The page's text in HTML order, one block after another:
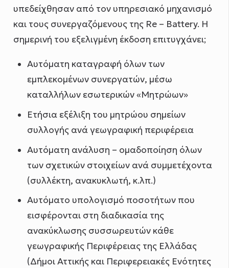
υπεδείχθησαν από τον υπηρεσιακό μηχανισμό
και τους συνεργαζόμενους της Re – Battery. Η
σημερινή του εξελιγμένη έκδοση επιτυγχάνει;
Αυτόματη καταγραφή όλων των
εμπλεκομένων συνεργατών, μέσω
καταλλήλων εσωτερικών «Μητρώων»
Ετήσια εξέλιξη του μητρώου σημείων
συλλογής ανά γεωγραφική περιφέρεια
Αυτόματη ανάλυση – ομαδοποίηση όλων
των σχετικών στοιχείων ανά συμμετέχοντα
(συλλέκτη, ανακυκλωτή, κ.λπ.)
Αυτόματο υπολογισμό ποσοτήτων που
εισφέρονται στη διαδικασία της
ανακύκλωσης συσσωρευτών κάθε
γεωγραφικής Περιφέρειας της Ελλάδας
(Δήμοι Αττικής και Περιφερειακές Ενότητες